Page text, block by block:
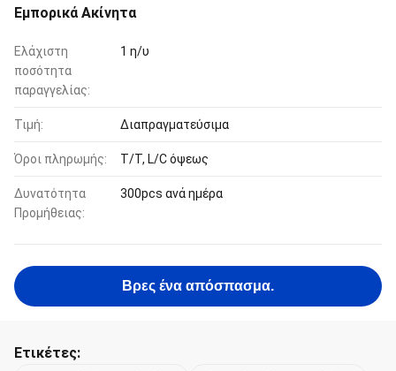
Εμπορικά Ακίνητα
Ελάχιστη
ποσότητα
παραγγελίας:
1 η/υ
Τιμή: Διαπραγματεύσιμα
Όροι πληρωμής: T/T, L/C όψεως
Δυνατότητα
Προμήθειας:
300pcs ανά ημέρα
Βρες ένα απόσπασμα.
Ετικέτες: